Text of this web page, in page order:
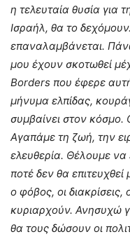
η τελευταία θυσία για
Ισραήλ, θα το
επαναλαμβάνεται.
μου έχουν σκοτωθεί
Borders που έφερε
μήνυμα ελπίδας,
συμβαίνει στον κόσμο.
Αγαπάμε τη ζωή, την
ελευθερία. Θέλουμε να
ποτέ δεν θα επιτευχθεί
ο φόβος, οι διακρίσεις,
κυριαρχούν. Ανησυχώ
θα τους δώσουν οι